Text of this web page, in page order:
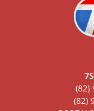
(82)
(82)